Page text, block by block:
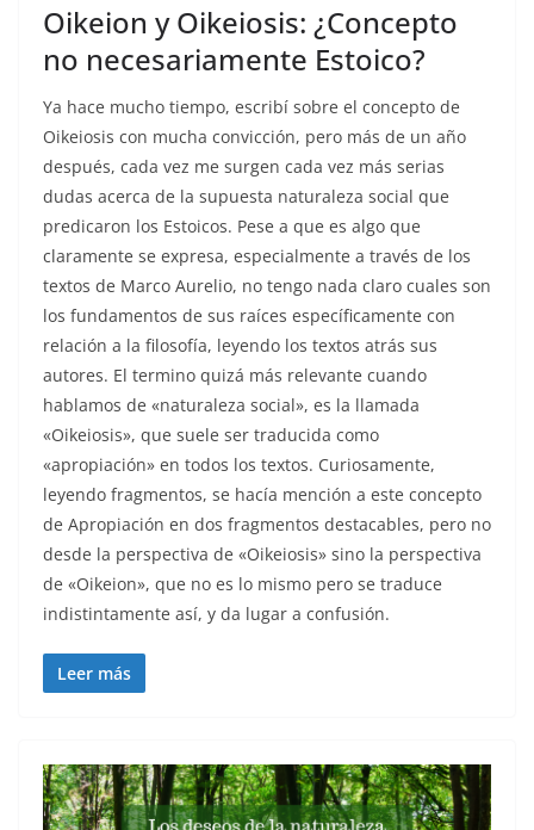
Oikeion y Oikeiosis: ¿Concepto
no necesariamente Estoico?
Ya hace mucho tiempo, escribí sobre el concepto de
Oikeiosis con mucha convicción, pero más de un año
después, cada vez me surgen cada vez más serias
dudas acerca de la supuesta naturaleza social que
predicaron los Estoicos. Pese a que es algo que
claramente se expresa, especialmente a través de los
textos de Marco Aurelio, no tengo nada claro cuales son
los fundamentos de sus raíces específicamente con
relación a la filosofía, leyendo los textos atrás sus
autores. El termino quizá más relevante cuando
hablamos de «naturaleza social», es la llamada
«Oikeiosis», que suele ser traducida como
«apropiación» en todos los textos. Curiosamente,
leyendo fragmentos, se hacía mención a este concepto
de Apropiación en dos fragmentos destacables, pero no
desde la perspectiva de «Oikeiosis» sino la perspectiva
de «Oikeion», que no es lo mismo pero se traduce
indistintamente así, y da lugar a confusión.
Leer más